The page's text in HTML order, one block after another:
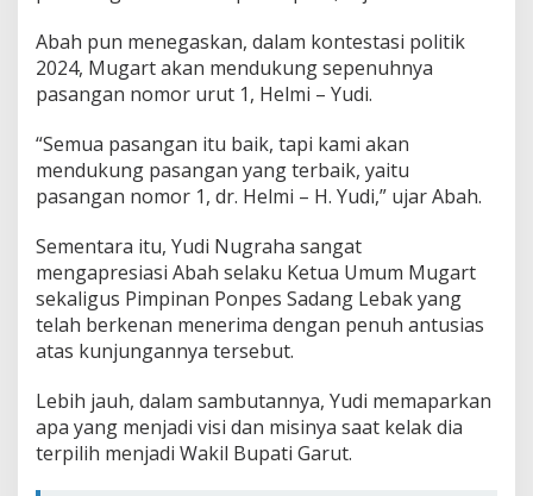
Abah pun menegaskan, dalam kontestasi politik
2024, Mugart akan mendukung sepenuhnya
pasangan nomor urut 1, Helmi – Yudi.
“Semua pasangan itu baik, tapi kami akan
mendukung pasangan yang terbaik, yaitu
pasangan nomor 1, dr. Helmi – H. Yudi,” ujar Abah.
Sementara itu, Yudi Nugraha sangat
mengapresiasi Abah selaku Ketua Umum Mugart
sekaligus Pimpinan Ponpes Sadang Lebak yang
telah berkenan menerima dengan penuh antusias
atas kunjungannya tersebut.
Lebih jauh, dalam sambutannya, Yudi memaparkan
apa yang menjadi visi dan misinya saat kelak dia
terpilih menjadi Wakil Bupati Garut.